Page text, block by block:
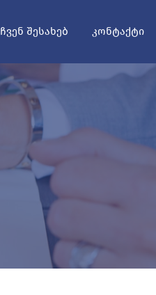
ᲩᲕᲔᲜ ᲨᲔᲡᲐᲮᲔᲑ ᲙᲝᲜᲢᲐᲥᲢᲘ